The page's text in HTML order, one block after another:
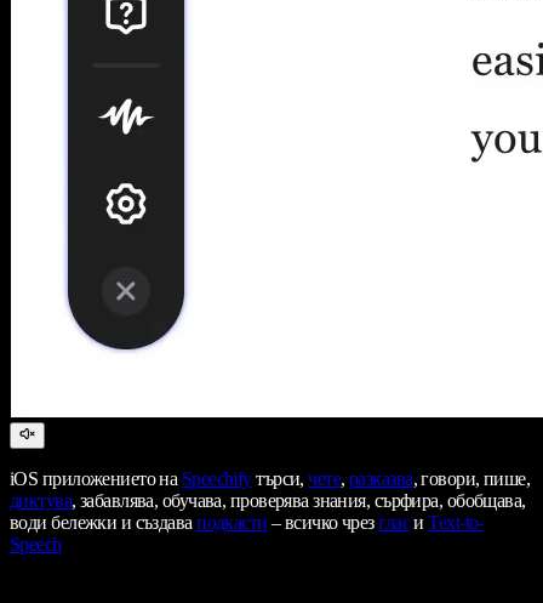
iOS приложението на Speechifyтърси,чете, разказва, говори, пише,
диктува, забавлява, обучава, проверява знания, сърфира, обобщава,
води бележки и създаваподкасти – всичко чрезгласиText-to-
Speech